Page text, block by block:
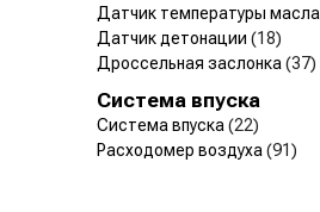
Датчик температуры масла
Датчик детонации (18)
Дроссельная заслонка (37)
Система впуска
Система впуска (22)
Расходомер воздуха (91)